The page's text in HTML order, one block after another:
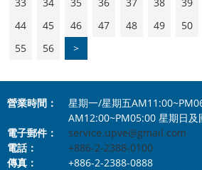
44
45 46 47 48 49 50
55
56 >
營業時間：
星期一/星期五
AM12:00~PM05:00 星期日及
電子郵件：
service.upve@gmail.com
電話：
+886-2-2388-0100
傳真：
+886-2-2388-0888